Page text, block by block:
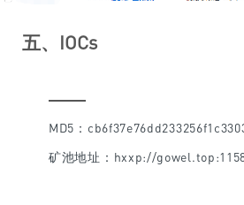
五、IOCs
MD5：
矿池地址：hxxp://